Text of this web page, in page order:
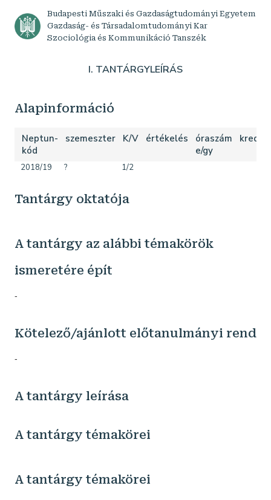
Budapesti Műszaki és Gazdaságtudományi Egyetem
Gazdaság- és Társadalomtudományi Kar
Szociológia és Kommunikáció Tanszék
I. TANTÁRGYLEÍRÁS
Alapinformáció
Neptun-
kód
szemeszter K/V értékelés
óraszám
e/gy
kredit
2018/19 ? 1/2
Tantárgy oktatója
A tantárgy az alábbi témakörök
ismeretére épít
-
Kötelező/ajánlott előtanulmányi rend
-
A tantárgy leírása
A tantárgy témakörei
A tantárgy témakörei